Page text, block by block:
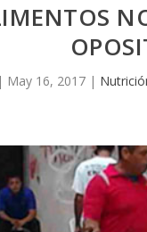
| May 16, 2017 |